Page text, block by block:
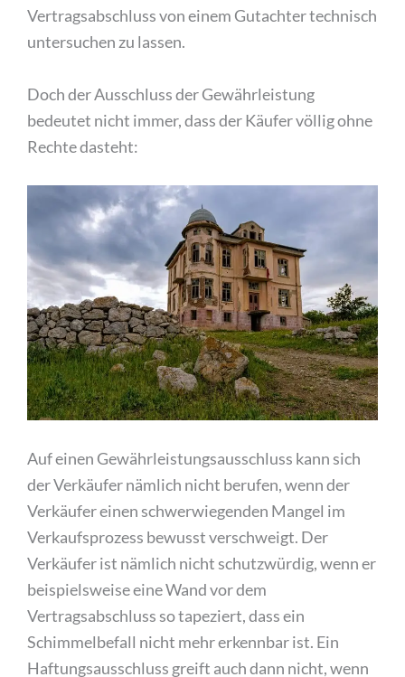
Vertragsabschluss von einem Gutachter technisch
untersuchen zu lassen.
Doch der Ausschluss der Gewährleistung
bedeutet nicht immer, dass der Käufer völlig ohne
Rechte dasteht:
Auf einen Gewährleistungsausschluss kann sich
der Verkäufer nämlich nicht berufen, wenn der
Verkäufer einen schwerwiegenden Mangel im
Verkaufsprozess bewusst verschweigt. Der
Verkäufer ist nämlich nicht schutzwürdig, wenn er
beispielsweise eine Wand vor dem
Vertragsabschluss so tapeziert, dass ein
Schimmelbefall nicht mehr erkennbar ist. Ein
Haftungsausschluss greift auch dann nicht, wenn